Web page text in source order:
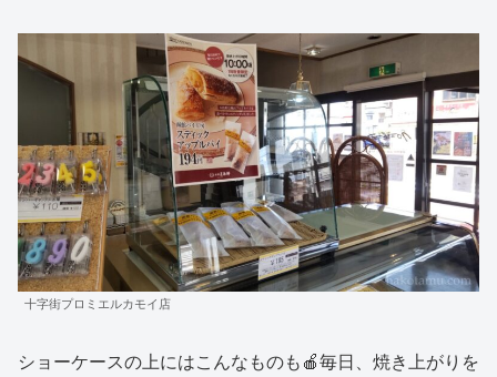
十字街プロミエルカモイ店
ショーケースの上にはこんなものも🍎毎日、焼き上がりを